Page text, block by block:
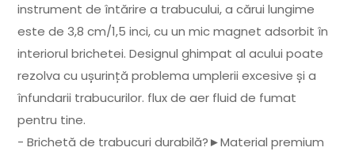
instrument de întărire a trabucului, a cărui lungime
este de 3,8 cm/1,5 inci, cu un mic magnet adsorbit în
interiorul brichetei. Designul ghimpat al acului poate
rezolva cu ușurință problema umplerii excesive și a
înfundarii trabucurilor. flux de aer fluid de fumat
pentru tine.
- Brichetă de trabucuri durabilă?►Material premium